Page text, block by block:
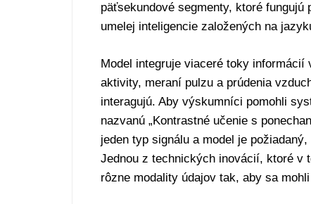
päťsekundové segmenty, ktoré
umelej inteligencie založených na
Model integruje viaceré toky
aktivity, meraní pulzu a prúdenia
interagujú. Aby výskumníci pomohli
nazvanú „Kontrastné učenie s
jeden typ signálu a model je
Jednou z technických inovácií, ktoré v
rôzne modality údajov tak, aby sa